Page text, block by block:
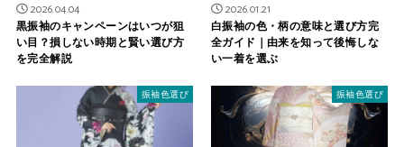
2026.04.04
黒振袖のキャンペーンはいつが狙
い目？損しない時期と賢い選び方
を完全解説
2026.01.21
白振袖の色・柄の意味と選び方完
全ガイド｜由来を知って後悔しな
い一着を選ぶ
振袖色選び 振袖色選び